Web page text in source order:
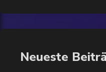
"Hoteliers, Gastronomen und
Neueste